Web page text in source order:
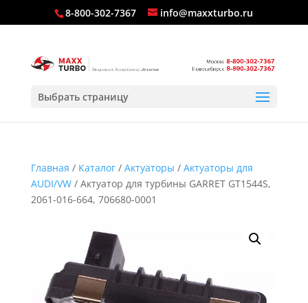
8-800-302-7367 info@maxxturbo.ru
Выбрать страницу
Главная / Каталог/ Актуаторы / Актуаторы для
AUDI/VW/ Актуатор для турбины GARRET GT1544S,
2061-016-664, 706680-0001